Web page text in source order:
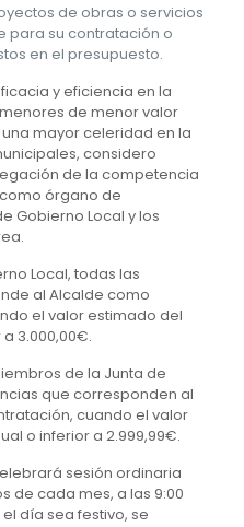
de obras o servicios
para su contratación o
en el presupuesto.
y eficiencia en la
de menor valor
mayor celeridad en la
considero
de la competencia
órgano de
Gobierno Local y los
Local, todas las
al Alcalde como
el valor estimado del
3.000,00€.
de la Junta de
que corresponden al
cuando el valor
o inferior a 2.999,99€.
sesión ordinaria
de cada mes, a las 9:00
día sea festivo, se